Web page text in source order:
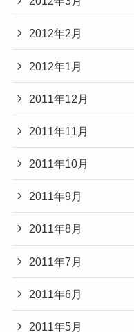
2012年2月
2012年1月
2011年12月
2011年11月
2011年10月
2011年9月
2011年8月
2011年7月
2011年6月
2011年5月